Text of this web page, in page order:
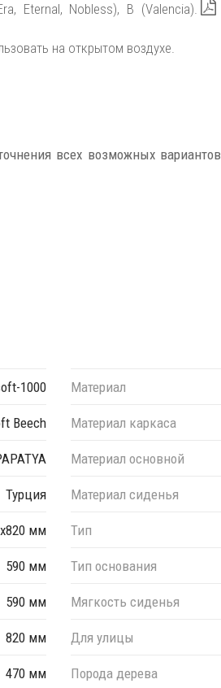
Eternal, Nobless), B (Valencia).
на открытом воздухе.
всех возможных вариантов
1000
Beech
Турция
мм
590 мм
590 мм
820 мм
470 мм
Материал
Материал каркаса
Материал основной
Материал сиденья
Тип
Тип основания
Мягкость сиденья
Для улицы
Порода дерева